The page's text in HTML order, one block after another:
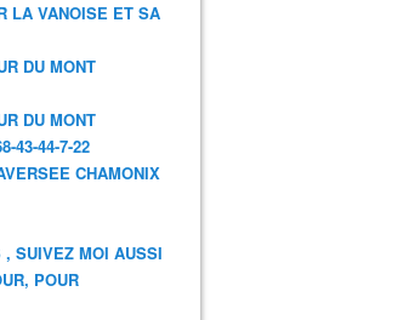
LA VANOISE ET SA
DU MONT
DU MONT
43-44-7-22
CHAMONIX
SUIVEZ MOI AUSSI
POUR